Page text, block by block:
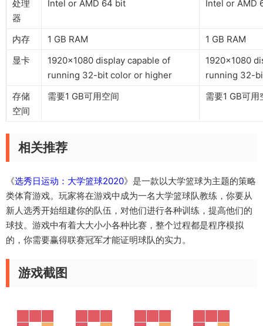
处理
器
Intel or AMD 64 bit Intel or AMD
内存 1 GB RAM
1 GB RAM
显卡
1920×1080 display capable of
running 32-bit color or higher
1920×1080
running 32-
存储
空间
需要1 GB可用空间 需要1 GB可用
相关推荐
《选秀日运动：大学篮球2020》是一款以大学篮球为主题的策略
类体育游戏。玩家将在游戏中成为一名大学篮球队教练，你要从
新人选秀开始组建你的队伍，对他们进行各种训练，提高他们的
球技。游戏中有着大大小小各种比赛，整个过程都是程序模拟
的，你需要赢得联赛冠军才能证明球队的实力。
游戏截图